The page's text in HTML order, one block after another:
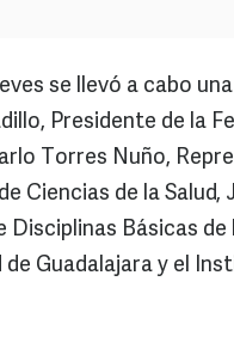
se llevó a cabo
Presidente de la
Torres Nuño,
Ciencias de la Salud,
Básicas de
de Guadalajara y el